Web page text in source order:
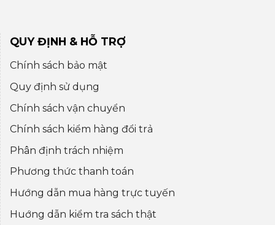
QUY ĐỊNH & HỖ TRỢ
Chính sách bảo mật
Quy định sử dụng
Chính sách vận chuyển
Chính sách kiểm hàng đổi trả
Phân định trách nhiệm
Phương thức thanh toán
Hướng dẫn mua hàng trực tuyến
Huớng dẫn kiểm tra sách thật